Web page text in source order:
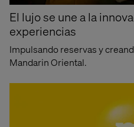
Mejores
El lujo se une a la
experiencias
Impulsando reservas y
Mandarin Oriental.